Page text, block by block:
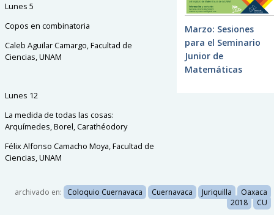
Lunes 5
Copos en combinatoria
Caleb Aguilar Camargo, Facultad de
Ciencias, UNAM
Lunes 12
La medida de todas las cosas:
Arquímedes, Borel, Carathéodory
Félix Alfonso Camacho Moya, Facultad de
Ciencias, UNAM
Marzo: Sesiones
para el Seminario
Junior de
Matemáticas
archivado en: Coloquio Cuernavaca Cuernavaca Juriquilla
Oaxaca
2018
CU